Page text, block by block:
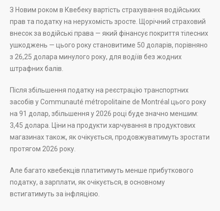
З Новим роком в Квебеку вартість страхування водійських
прав та податку на нерухомість зросте. Щорічний страховий
внесок за водійські права — який фінансує покриття тілесних
ушкоджень — цього року становитиме 50 доларів, порівняно
з 26,25 долара минулого року, для водіїв без жодних
штрафних балів.
Після збільшення податку на реєстрацію транспортних
засобів у Communauté métropolitaine de Montréal цього року
на 91 долар, збільшення у 2026 році буде значно меншим:
3,45 долара. Ціни на продукти харчування в продуктових
магазинах також, як очікується, продовжуватимуть зростати
протягом 2026 року.
Але багато квебекців платитимуть менше прибуткового
податку, а зарплати, як очікується, в основному
встигатимуть за інфляцією.